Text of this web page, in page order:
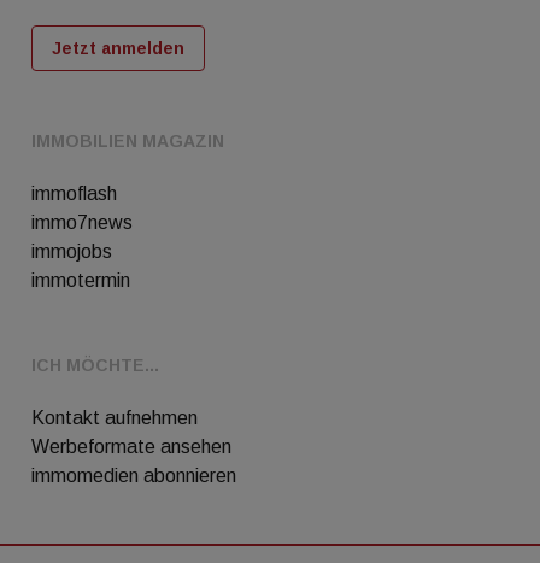
IMMOBILIEN MAGAZIN
immoflash
immo7news
immojobs
immotermin
ICH MÖCHTE...
Kontakt aufnehmen
Werbeformate ansehen
immomedien abonnieren
Jetzt anmelden